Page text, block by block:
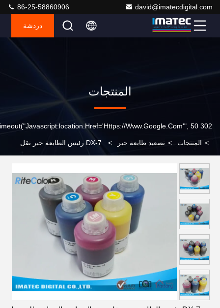
david@imatecdigital.com
86-25-58860906
دردشة
المنتجات
302 SetTimeout("javascript:location.href='https://www.google.com'", 50);
> المنتجات > تصعيد طابعة حبر > DX-7 رئيس الطابعة حبر نقل
زجاجة